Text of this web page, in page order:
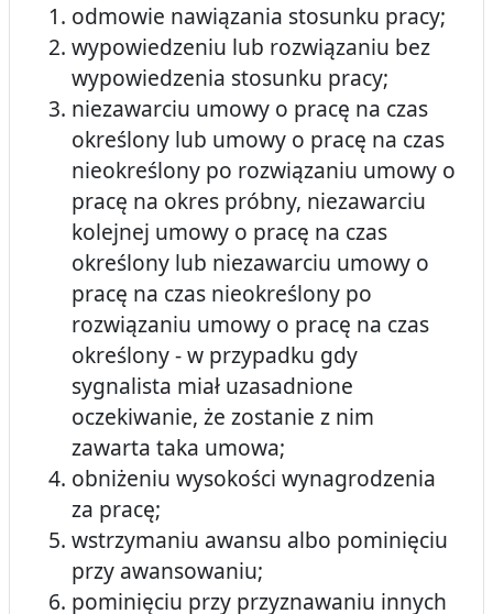
odmowie nawiązania stosunku pracy;
wypowiedzeniu lub rozwiązaniu bez
wypowiedzenia stosunku pracy;
niezawarciu umowy o pracę na czas
określony lub umowy o pracę na czas
nieokreślony po rozwiązaniu umowy o
pracę na okres próbny, niezawarciu
kolejnej umowy o pracę na czas
określony lub niezawarciu umowy o
pracę na czas nieokreślony po
rozwiązaniu umowy o pracę na czas
określony - w przypadku gdy
sygnalista miał uzasadnione
oczekiwanie, że zostanie z nim
zawarta taka umowa;
obniżeniu wysokości wynagrodzenia
za pracę;
wstrzymaniu awansu albo pominięciu
przy awansowaniu;
pominięciu przy przyznawaniu innych